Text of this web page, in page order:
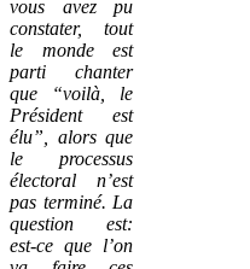
vous avez pu
constater, tout
le monde est
parti chanter
que
“voilà, le
Président est
élu”, alors que
le processus
électoral n’est
pas terminé. La
question est:
est-ce que l’on